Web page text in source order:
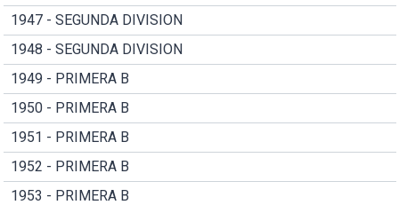
1947 - SEGUNDA DIVISION
1948 - SEGUNDA DIVISION
1949 - PRIMERA B
1950 - PRIMERA B
1951 - PRIMERA B
1952 - PRIMERA B
1953 - PRIMERA B